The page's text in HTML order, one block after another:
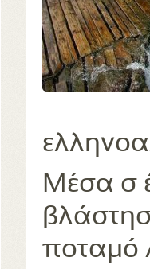
Μέσα σ
ποταμό